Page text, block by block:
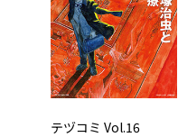
テヅコミ Vol.16